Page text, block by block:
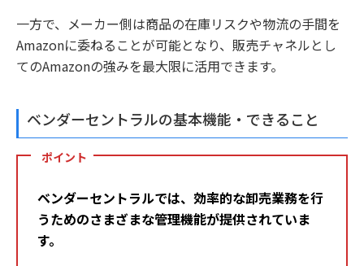
一方で、メーカー側は商品の在庫リスクや物流の手間を
Amazonに委ねることが可能となり、販売チャネルとし
てのAmazonの強みを最大限に活用できます。
ベンダーセントラルの基本機能・できること
ポイント
ベンダーセントラルでは、効率的な卸売業務を行
うためのさまざまな管理機能が提供されていま
す。